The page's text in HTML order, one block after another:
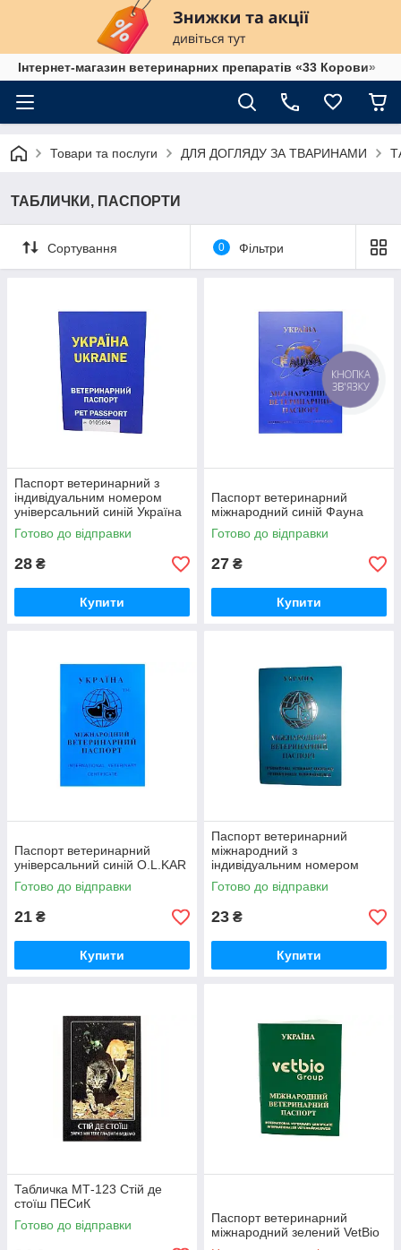
Інтернет-магазин ветеринарних препаратів «33 Корови»
Товари та послуги ДЛЯ ДОГЛЯДУ ЗА ТВАРИНАМИ
ТАБЛИЧКИ, ПАСПОРТИ
Сортування 0 Фільтри
Паспорт ветеринарний з
індивідуальним номером
універсальний синій Україна
Готово до відправки
28 ₴
Купити
Паспорт ветеринарний
міжнародний синій Фауна
Готово до відправки
27 ₴
Купити
Паспорт ветеринарний
універсальний синій O.L.KAR
Готово до відправки
21 ₴
Купити
Паспорт ветеринарний
міжнародний з
індивідуальним номером
бірюзовий Invet UA
Готово до відправки
23 ₴
Купити
Табличка МТ-123 Стій де
стоїш ПЕСиК
Готово до відправки
Паспорт ветеринарний
міжнародний зелений VetBio
КНОПКА
ЗВ'ЯЗКУ